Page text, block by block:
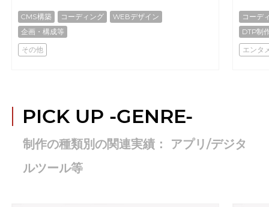
CMS構築 コーディング
WEBデザイン
企画・構成等
その他
コーデ
DTP制
エンタ
PICK UP -GENRE-
制作の種類別の関連実績： アプリ/デジタ
ルツール等